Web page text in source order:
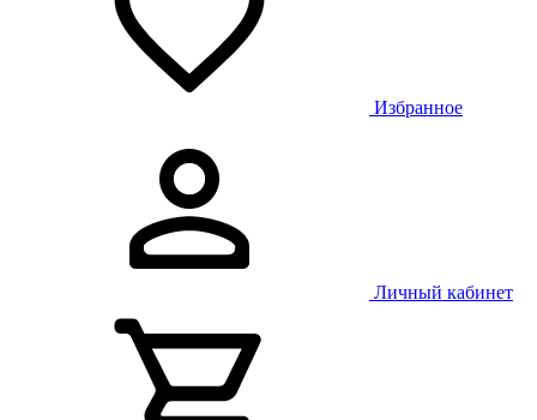
Избранное
Личный кабинет